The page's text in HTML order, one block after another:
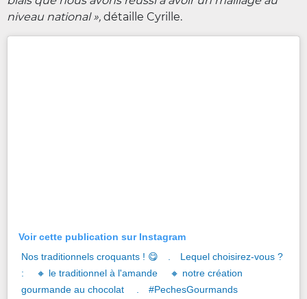
niveau national », détaille Cyrille.
Voir cette publication sur Instagram
Nos traditionnels croquants ! 😋⠀ .⠀ Lequel choisirez-vous ?
: ⠀ 🔸 le traditionnel à l'amande ⠀ 🔸 notre création
gourmande au chocolat ⠀ .⠀ #PechesGourmands